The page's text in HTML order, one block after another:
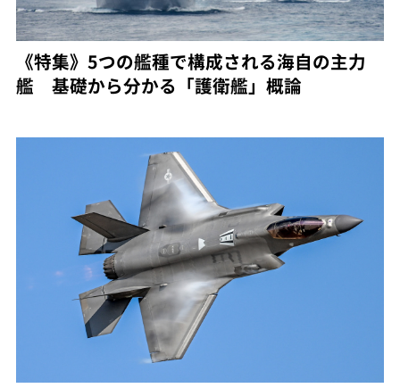
《特集》5つの艦種で構成される海自の主力
艦 基礎から分かる「護衛艦」概論